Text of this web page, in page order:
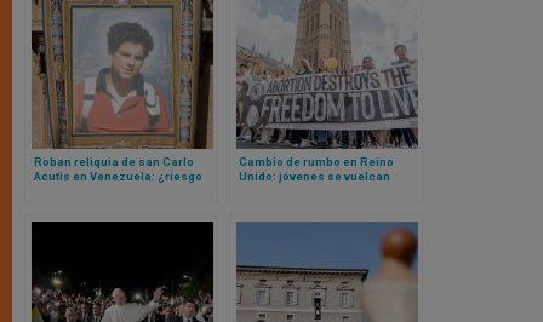
Roban reliquia de san Carlo
Acutis en Venezuela: ¿riesgo
Cambio de rumbo en Reino
Unido: jóvenes se vuelcan